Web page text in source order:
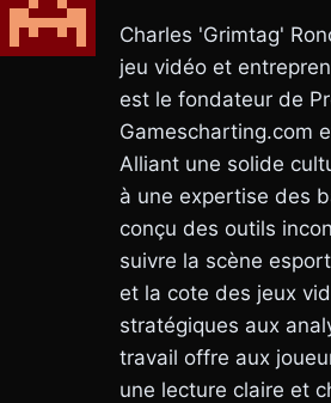
Charles 'Grimtag'
jeu vidéo et
est le fondateur de
Gamescharting.com
Alliant une solide
à une expertise des
conçu des outils
suivre la scène
et la cote des jeux
stratégiques aux
travail offre aux
une lecture claire et